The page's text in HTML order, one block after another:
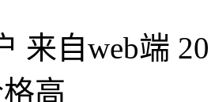
来自web端
高